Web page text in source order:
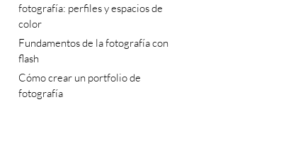
fotografía: perfiles y espacios de
color
Fundamentos de la fotografía con
flash
Cómo crear un portfolio de
fotografía